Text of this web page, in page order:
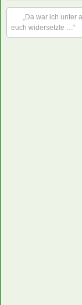
„Da war ich unter
euch widersetzte …“